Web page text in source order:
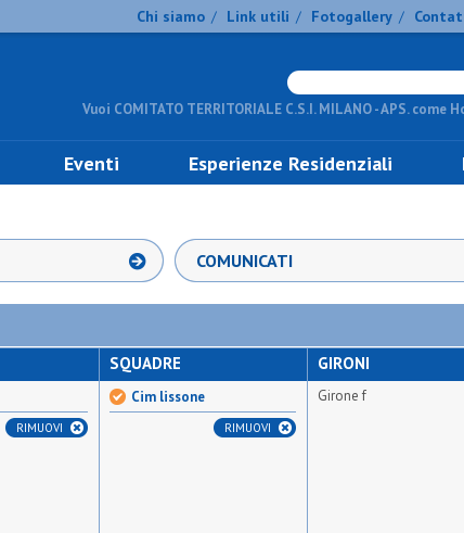
Chi siamo / Link utili / Fotogallery /
Vuoi COMITATO TERRITORIALE C.S.I. MILANO - APS. come
Eventi Esperienze Residenziali
COMUNICATI
RIMUOVI
SQUADRE
Cim lissone
RIMUOVI
GIRONI
Girone f